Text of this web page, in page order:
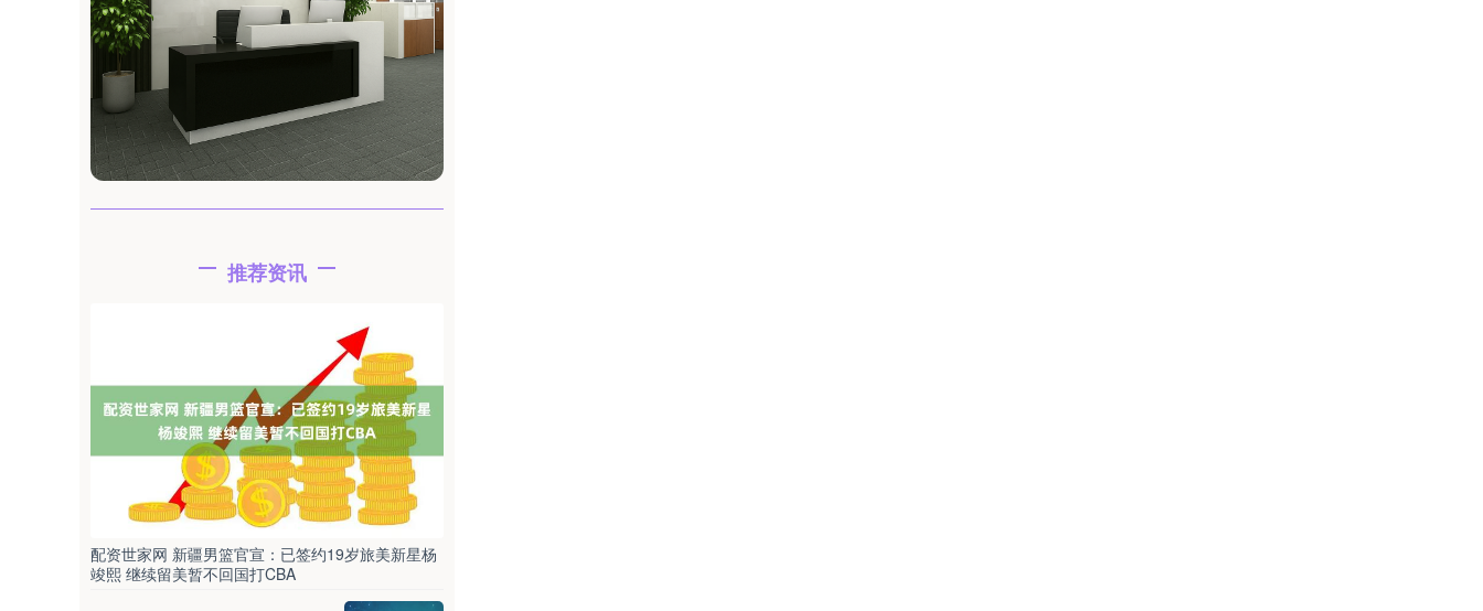
推荐资讯
配资世家网 新疆男篮官宣：已签约19岁旅美新星杨
竣熙 继续留美暂不回国打CBA